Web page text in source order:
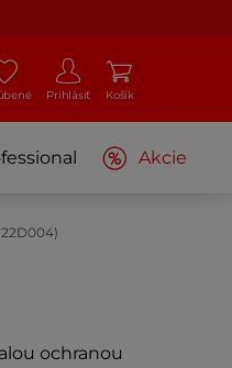
Prihlásiť Košík
Akcie
ochranou